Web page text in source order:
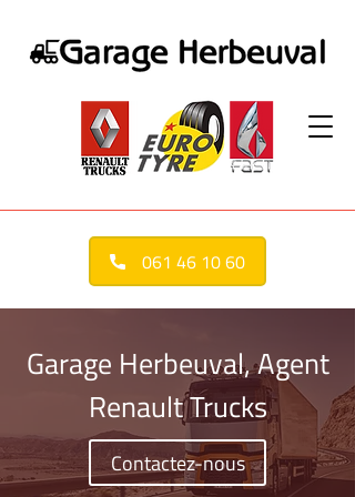
061 46 10 60
Garage Herbeuval, Agent
Renault Trucks
Contactez-nous